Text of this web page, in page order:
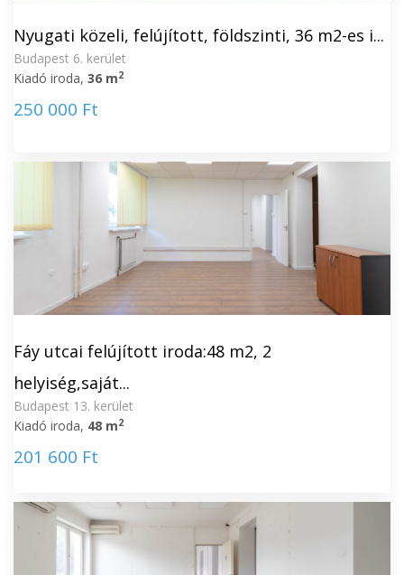
Nyugati közeli, felújított, földszinti, 36 m2-es i...
Budapest 6. kerület
Kiadó iroda, 36 m2
250 000 Ft
Fáy utcai felújított iroda:48 m2, 2
helyiség,saját...
Budapest 13. kerület
Kiadó iroda, 48 m2
201 600 Ft